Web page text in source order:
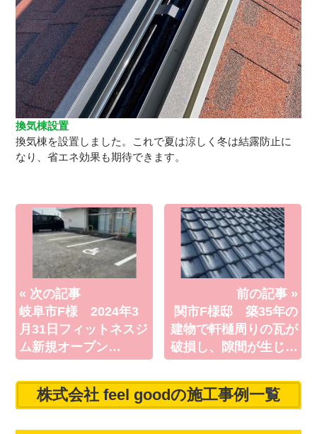
換気棟設置
換気棟を設置しました。これで夏は涼しく冬は結露防止に
なり、省エネ効果も期待できます。
« 次の記事
岐阜市F様 2024年3
月31日フィットネスジ
ム新規オープン…
前の記事 »
関市F様邸 築35年の
建物で軒樋周りの瓦が
破損し、隙間が生じ…
株式会社 feel goodの施工事例一覧